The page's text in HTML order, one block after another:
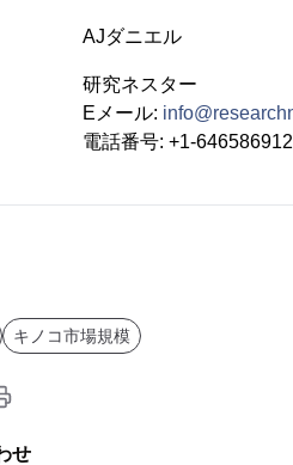
AJダニエル
研究ネスター
Eメール:
電話番号: +1-
キノコ市場規模
せ